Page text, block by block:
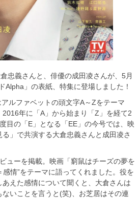
忠義さんと、俳優の成田凌さんが、5月
Alpha」の表紙、特集に登場しました！
ルファベットの頭文字A～Zをテーマ
年に「A」から始まり「Z」を経て2
目の「E」となる「EE」の今号では、映
」で共演する大倉忠義さんと成田凌さ
ューを掲載。映画「窮鼠はチーズの夢を
感情”をテーマに語ってくれました。役を
えた感情について聞くと、大倉さんは
ないことを言うと(笑)、お芝居はその連